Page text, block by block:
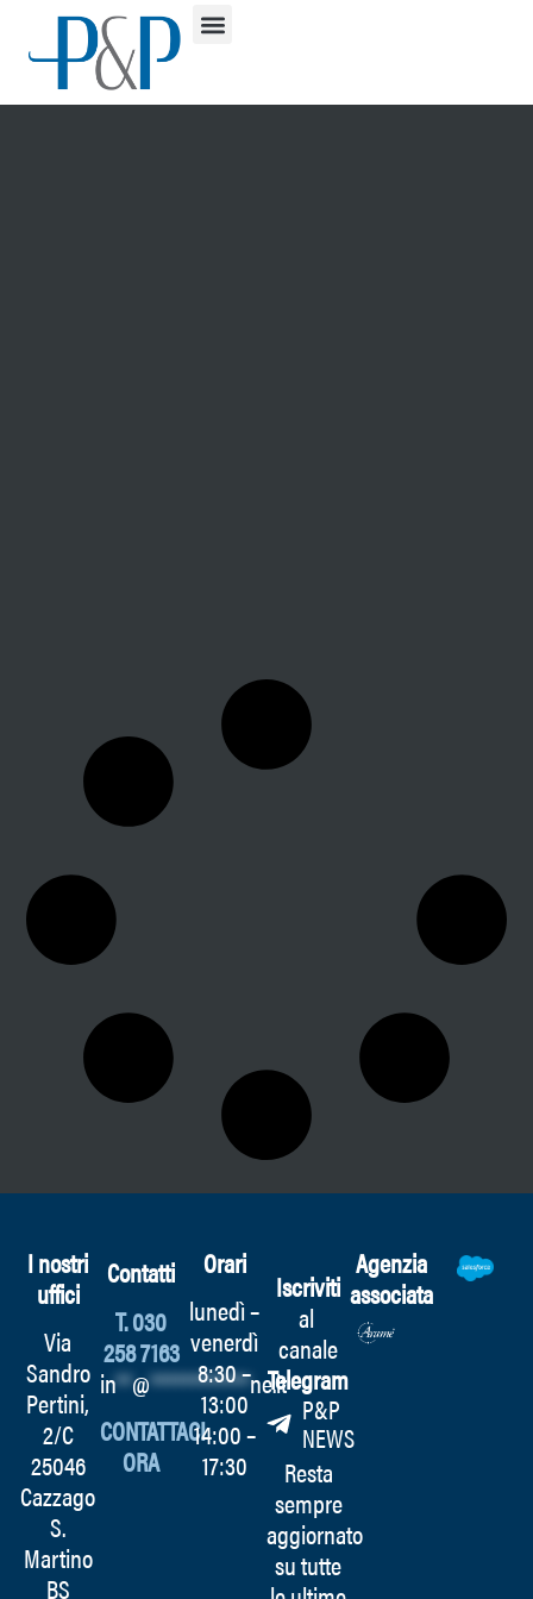
I nostri
uffici
Via
Sandro
Pertini,
2/C
25046
Cazzago
S.
Martino
BS
Contatti
T. 030
258 7163
in**@************ne.it
CONTATTACI
ORA
Orari
lunedì –
venerdì
8:30 –
13:00
14:00 –
17:30
Iscriviti
al
canale
Telegram
P&P
NEWS
Resta
sempre
aggiornato
su tutte
Agenzia
associata